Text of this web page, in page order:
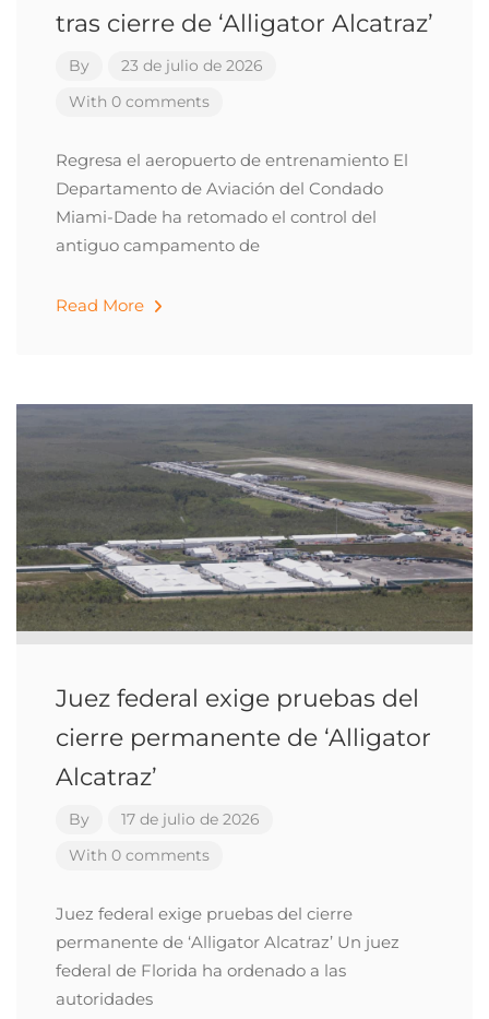
tras cierre de ‘Alligator Alcatraz’
By
23 de julio de 2026
With 0 comments
Regresa el aeropuerto de entrenamiento El
Departamento de Aviación del Condado
Miami-Dade ha retomado el control del
antiguo campamento de
Read More
Juez federal exige pruebas del
cierre permanente de ‘Alligator
Alcatraz’
By
17 de julio de 2026
With 0 comments
Juez federal exige pruebas del cierre
permanente de ‘Alligator Alcatraz’ Un juez
federal de Florida ha ordenado a las
autoridades